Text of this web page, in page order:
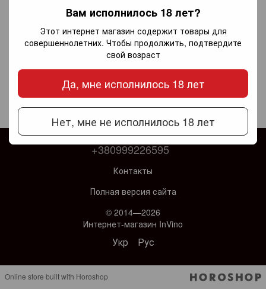
Вам исполнилось 18 лет?
Этот интернет магазин содержит товары для
совершеннолетних. Чтобы продолжить, подтвердите
свой возраст
Да, мне исполнилось 18 лет
Нет, мне не исполнилось 18 лет
+380999226595
Контакты
Полная версия сайта
© 2014—2026
Интернет-магазин InVino
Укр Рус
Online store built with Horoshop